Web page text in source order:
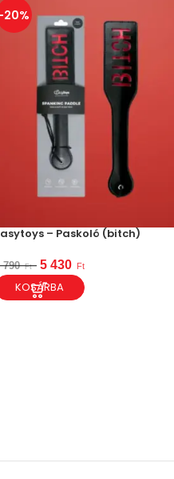
20%
– Paskoló (bitch)
790Ft 5 430 Ft
KOSÁRBA